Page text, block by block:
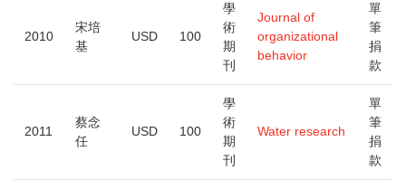
2010
宋培
基
USD 100
學
術
期
刊
Journal of
organizational
behavior
單
筆
捐
款
2011
蔡念
任
USD 100
學
術
期
刊
Water research
單
筆
捐
款